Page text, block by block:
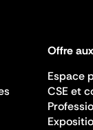
Offre
Espace
CSE et